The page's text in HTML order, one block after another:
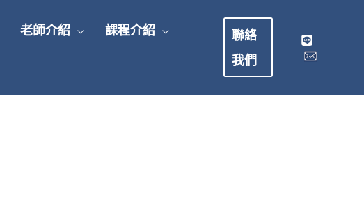
老師介紹 課程介紹
聯絡
我們